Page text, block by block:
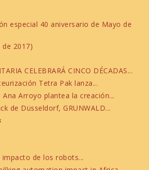
especial 40 aniversario de Mayo de
de 2017)
CELEBRARÁ CINCO DÉCADAS...
Tetra Pak lanza...
Arroyo plantea la creación...
de Düsseldorf, GRUNWALD...
impacto de los robots...